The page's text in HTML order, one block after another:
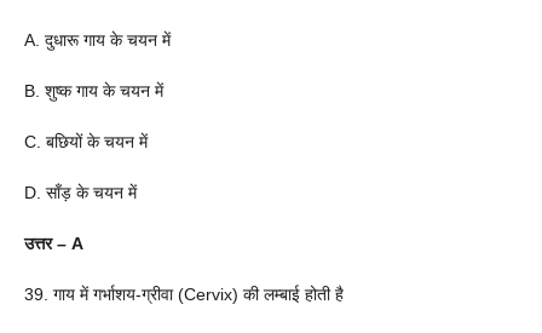
A. दुधारू गाय के चयन में
B. शुष्क गाय के चयन में
C. बछियों के चयन में
D. साँड़ के चयन में
उत्तर – A
39. गाय में गर्भाशय-ग्रीवा (Cervix) की लम्बाई होती है